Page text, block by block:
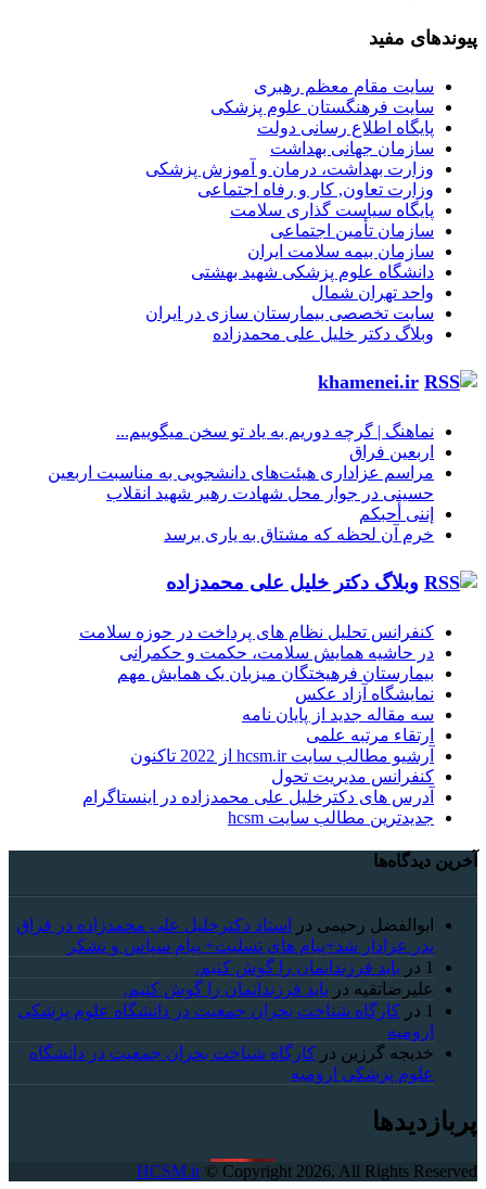
پیوندهای مفید
سایت مقام معظم رهبری
سایت فرهنگستان علوم پزشکی
پایگاه اطلاع رسانی دولت
سازمان جهانی بهداشت
وزارت بهداشت، درمان و آموزش پزشکی
وزارت تعاون, کار و رفاه اجتماعی
پایگاه سیاست گذاری سلامت
سازمان تأمین اجتماعی
سازمان بیمه سلامت ایران
دانشگاه علوم پزشکی شهید بهشتی
واحد تهران شمال
سایت تخصصی بیمارستان سازی در ایران
وبلاگ دکتر خلیل علی محمدزاده
khamenei.ir
نماهنگ |‌ گرچه دوریم به یاد تو سخن میگوییم...
اربعین فراق
مراسم عزاداری هیئت‌های دانشجویی به مناسبت اربعین
حسینی در جوار محل شهادت رهبر شهید انقلاب
إننی أحبکم
خرم آن لحظه که مشتاق به یاری برسد
وبلاگ دکتر خلیل علی محمدزاده
کنفرانس تحلیل نظام های پرداخت در حوزه سلامت
در حاشیه همایش سلامت، حکمت و حکمرانی
بیمارستان فرهیختگان میزبان یک همایش مهم
نمایشگاه آزاد عکس
سه مقاله جدید از پایان نامه
ارتقاء مرتبه علمی
آرشیو مطالب سایت hcsm.ir از 2022 تاکنون
کنفرانس مدیریت تحول
آدرس های دکترخلیل علی محمدزاده در اینستاگرام
جدیدترین مطالب سایت hcsm
آخرین دیدگاه‌ها
ابوالفضل رحیمی در
استاد دکترخلیل علی محمدزاده در فراق
پدر عزادار شد+پیام های تسلیت+ پیام سپاس و تشکر
1 در باید فرزندانمان را گوش کنیم.
علیرضاتقیه در باید فرزندانمان را گوش کنیم.
1 در کارگاه شناخت بحران جمعیت در دانشگاه علوم پزشکی
ارومیه
خديجه گرزین در کارگاه شناخت بحران جمعیت در دانشگاه
علوم پزشکی ارومیه
پربازدیدها
HCSM.ir© Copyright 2026, All Rights Reserved